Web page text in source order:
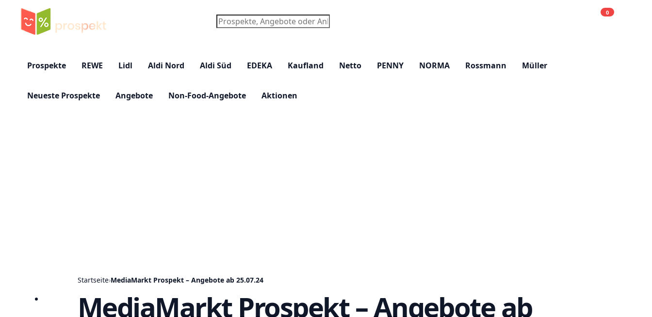
Suchen
0
Prospekte REWE Lidl Aldi Nord Aldi Süd EDEKA Kaufland Netto PENNY NORMA Rossmann Müller
Neueste Prospekte Angebote Non-Food-Angebote Aktionen
Startseite
Startseite›MediaMarkt Prospekt – Angebote ab 25.07.24
MediaMarkt Prospekt – Angebote ab